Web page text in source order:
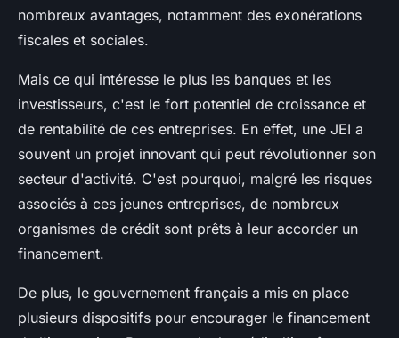
nombreux avantages, notamment des exonérations
fiscales et sociales.
Mais ce qui intéresse le plus les banques et les
investisseurs, c'est le fort potentiel de croissance et
de rentabilité de ces entreprises. En effet, une JEI a
souvent un projet innovant qui peut révolutionner son
secteur d'activité. C'est pourquoi, malgré les risques
associés à ces jeunes entreprises, de nombreux
organismes de crédit sont prêts à leur accorder un
financement.
De plus, le gouvernement français a mis en place
plusieurs dispositifs pour encourager le financement